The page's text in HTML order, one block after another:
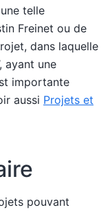
telle
Freinet ou de
dans laquelle
ayant une
importante
aussi Projets et
pouvant